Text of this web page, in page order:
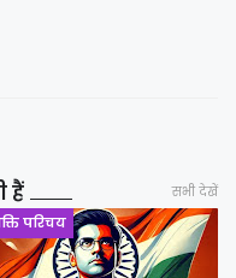
हैं सभी देखें
परिचय